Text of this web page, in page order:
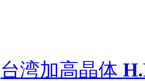
台湾加高晶体